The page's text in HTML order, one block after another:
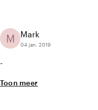
van 7,7 uit 10
M Mark
04 jan. 2019
-
Toon meer